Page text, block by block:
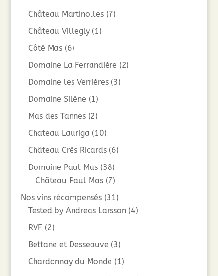
Château Martinolles (7)
Château Villegly (1)
Côté Mas (6)
Domaine La Ferrandière (2)
Domaine les Verrières (3)
Domaine Silène (1)
Mas des Tannes (2)
Chateau Lauriga (10)
Château Crès Ricards (6)
Domaine Paul Mas (38)
Château Paul Mas (7)
Nos vins récompensés (31)
Tested by Andreas Larsson (4)
RVF (2)
Bettane et Desseauve (3)
Chardonnay du Monde (1)